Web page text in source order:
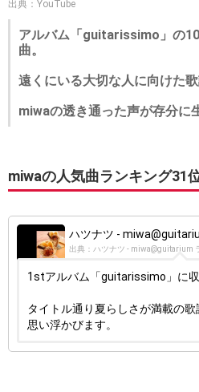
出典：YouTube
アルバム「guitarissimo」の
曲。
遠くにいる大切な人に向けた歌
miwaの透き通った声が存分に
miwaの人気曲ランキング31
ハツナツ -
出典：ハツナツ - miwa@guitarium
1stアルバム「guitarissimo」に収
タイトル通り夏らしさが満載の
思い浮かびます。